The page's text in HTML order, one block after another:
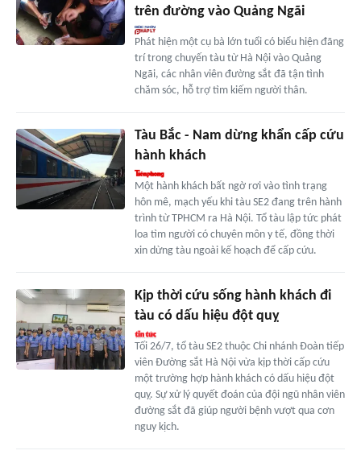
trên đường vào Quảng Ngãi
Phát hiện một cụ bà lớn tuổi có biểu hiện đãng
trí trong chuyến tàu từ Hà Nội vào Quảng
Ngãi, các nhân viên đường sắt đã tận tình
chăm sóc, hỗ trợ tìm kiếm người thân.
Tàu Bắc - Nam dừng khẩn cấp cứu
hành khách
Một hành khách bất ngờ rơi vào tình trạng
hôn mê, mạch yếu khi tàu SE2 đang trên hành
trình từ TPHCM ra Hà Nội. Tổ tàu lập tức phát
loa tìm người có chuyên môn y tế, đồng thời
xin dừng tàu ngoài kế hoạch để cấp cứu.
Kịp thời cứu sống hành khách đi
tàu có dấu hiệu đột quỵ
Tối 26/7, tổ tàu SE2 thuộc Chi nhánh Đoàn tiếp
viên Đường sắt Hà Nội vừa kịp thời cấp cứu
một trường hợp hành khách có dấu hiệu đột
quỵ. Sự xử lý quyết đoán của đội ngũ nhân viên
đường sắt đã giúp người bệnh vượt qua cơn
nguy kịch.